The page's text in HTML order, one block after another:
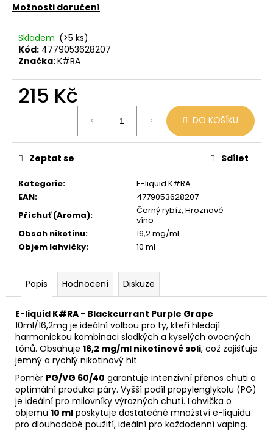
Možnosti doručení
Skladem (>5 ks)
Kód: 4779053628207
Značka:K#RA
215 Kč
DO KOŠÍKU
Kategorie:
E-liquid K#RA
EAN:
4779053628207
Příchuť (Aroma):
Černý rybíz, Hroznové
víno
Obsah nikotinu:
16,2 mg/ml
Objem lahvičky: 10 ml
Zeptat se Sdílet
Popis Hodnocení Diskuze
E-liquid K#RA - Blackcurrant Purple Grape
10ml/16,2mg je ideální volbou pro ty, kteří hledají
harmonickou kombinaci sladkých a kyselých ovocných
tónů. Obsahuje 16,2 mg/ml nikotinové soli, což zajišťuje
jemný a rychlý nikotinový hit.
Poměr PG/VG 60/40 garantuje intenzivní přenos chuti a
optimální produkci páry. Vyšší podíl propylenglykolu (PG)
je ideální pro milovníky výrazných chutí. Lahvička o
objemu 10 ml poskytuje dostatečné množství e-liquidu
pro dlouhodobé použití, ideální pro každodenní vaping.
u
č
u
e
m
BLACK
16MG
800
Kč
169
Kč